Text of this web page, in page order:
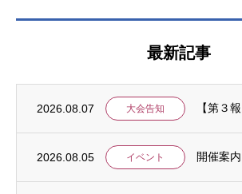
最新記事
2026.08.07 大会告知
2026.08.05 イベント